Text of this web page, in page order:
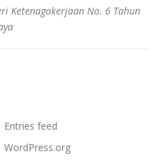
Ketenagakerjaan No. 6 Tahun
Entries feed
WordPress.org